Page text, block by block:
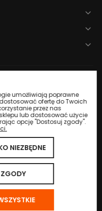
produktami
sprawuje
Weterynarii w
prawa zastrzeżone.
umożliwiają poprawne
ofertę do Twoich
przez nas
lub dostosować użycie
opcję "Dostosuj zgody".
NIEZBĘDNE